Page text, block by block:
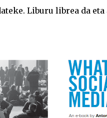
Liburu librea da